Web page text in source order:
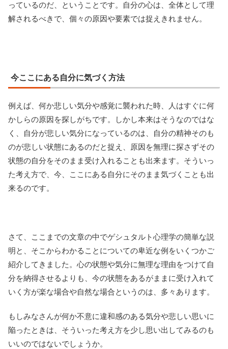
っているのだ、ということです。自分の心は、全体として理
解されるべきで、個々の原因や要素では捉えきれません。
今ここにある自分に気づく方法
例えば、何か悲しい気分や感覚に襲われた時、人はすぐに何
かしらの原因を探しがちです。しかし本来はそうなのではな
く、自分が悲しい気分になっているのは、自分の精神そのも
のが悲しい状態にあるのだと捉え、原因を無理に探さずその
状態の自分をそのまま受け入れることも出来ます。そういっ
た考え方で、今、ここにある自分にそのまま気づくことも出
来るのです。
さて、ここまでの文章の中でゲシュタルト心理学の簡単な説
明と、そこからわかることについての卑近な例をいくつかご
紹介してきました。心の状態や気分に無理な理由をつけて自
分を納得させるよりも、今の状態をあるがままに受け入れて
いく方が楽な場合や自然な場合というのは、多々あります。
もしみなさんが何か不意に違和感のある気分や悲しい思いに
陥ったときは、そういった考え方を少し思い出してみるのも
いいのではないでしょうか。